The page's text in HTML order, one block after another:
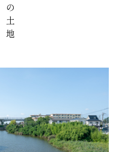
の
土
地